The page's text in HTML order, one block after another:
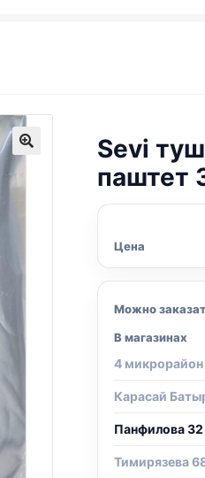
Sevi
паштет
Цена
Можно
В магазинах
4
Карасай
Панфилова 32
Тимирязева